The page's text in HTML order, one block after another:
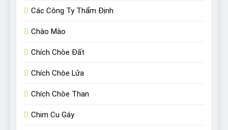
Các Công Ty Thẩm Định
Chào Mào
Chích Chòe Đất
Chích Chòe Lửa
Chích Chòe Than
Chim Cu Gáy